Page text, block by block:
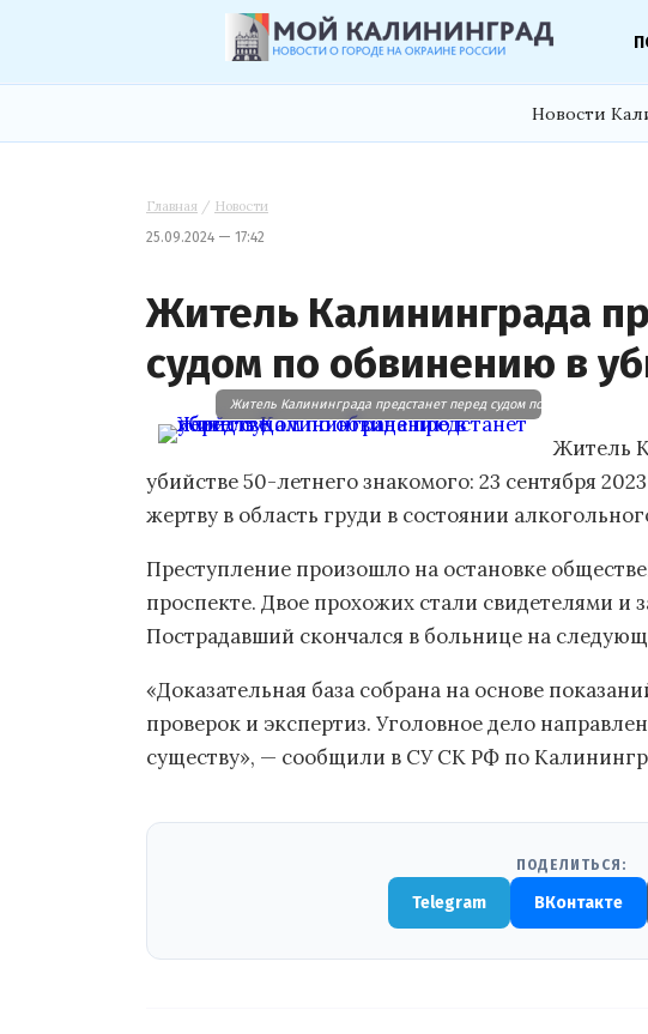
Новости
Главная / Новости
25.09.2024 — 17:42
Житель Калининграда
судом по обвинению в
Житель Калининграда предстанет перед судом по обвинению в
Житель
убийстве 50-летнего знакомого: 23 сентября
жертву в область груди в состоянии
Преступление произошло на остановке
проспекте. Двое прохожих стали свидетелями и
Пострадавший скончался в больнице на
«Доказательная база собрана на основе
проверок и экспертиз. Уголовное дело
существу», — сообщили в СУ СК РФ по
ПОДЕЛИТЬСЯ:
Telegram ВКонтакте